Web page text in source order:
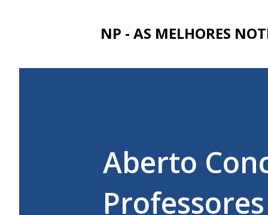
NP - AS MELHORES
Aberto